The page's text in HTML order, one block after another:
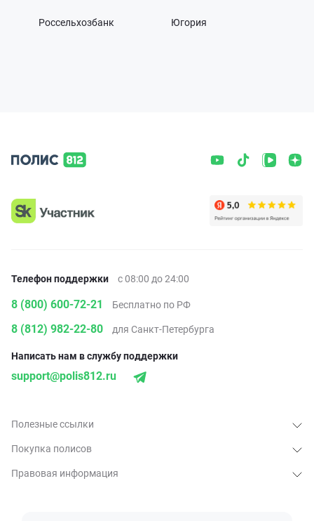
Россельхозбанк Югория
Полезные ссылки
Покупка полисов
Правовая информация
Телефон поддержки с 08:00 до 24:00
8 (800) 600-72-21 Бесплатно по РФ
8 (812) 982-22-80 для Санкт-Петербурга
Написать нам в службу поддержки
support@polis812.ru